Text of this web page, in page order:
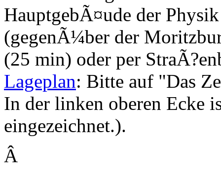
HauptgebÃ¤ude der
(gegenÃ¼ber der
(25 min) oder per
Lageplan: Bitte auf "Das
In der linken oberen Ecke
eingezeichnet.).
Â